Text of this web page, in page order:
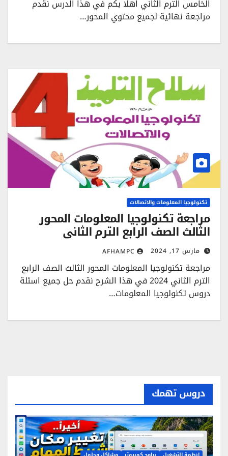
الخامس الترم الثاني اهلا بكم في هذا الدرس نقدم
مراجعة نهائية لجميع محتوي المحور…
تكنولوجيا المعلومات والاتصالات
مراجعة تكنولوجيا المعلومات المحور
الثالث الصف الرابع الترم الثاني
مارس 17, 2024 AFHAMPC
مراجعة تكنولوجيا المعلومات المحور الثالث الصف الرابع
الترم الثاني 2024 في هذا الشرح نقدم حل جميع اسئلة
دروس تكنولوجيا المعلومات…
دروس تهمك